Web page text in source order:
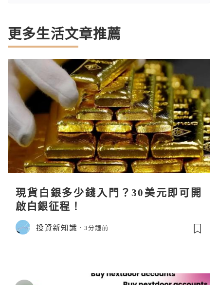
更多生活文章推薦
現貨白銀多少錢入門？30美元即可開
啟白銀征程！
投資新知識 3分鐘前